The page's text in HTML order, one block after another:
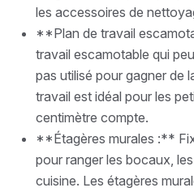
les accessoires de
**Plan de travail
travail escamotable qui
pas utilisé pour gagner de
travail est idéal pour les
centimètre compte.
**Étagères murales :**
pour ranger les bocaux,
cuisine. Les étagères